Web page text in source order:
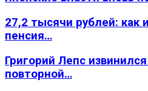
27,2 тысячи рублей: как
пенсия…
Григорий Лепс
повторной…